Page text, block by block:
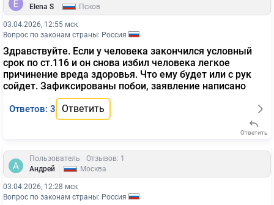
Elena S
Псков
03.04.2026, 12:55 мск
Вопрос по законам страны: Россия
Здравствуйте. Если у человека закончился условный
срок по ст.116 и он снова избил человека легкое
причинение вреда здоровья. Что ему будет или с рук
сойдет. Зафиксированы побои, заявление написано
Ответов: 3 Ответить
Ответить
Пользователь
Отзывов: 1
Андрей
Москва
03.04.2026, 12:28 мск
Вопрос по законам страны: Россия